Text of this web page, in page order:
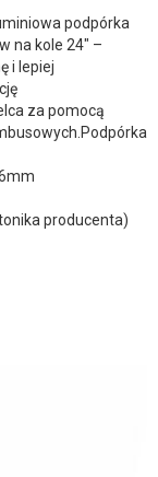
podpórka
na kole 24″ –
i lepiej
za pomocą
producenta)